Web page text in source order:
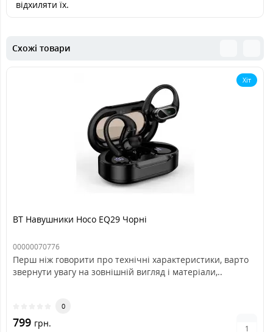
відхиляти їх.
Схожі товари
Хіт
BT Навушники Hoco EQ29 Чорні
00000070776
Перш ніж говорити про технічні характеристики, варто
звернути увагу на зовнішній вигляд і матеріали,..
0
799 грн.